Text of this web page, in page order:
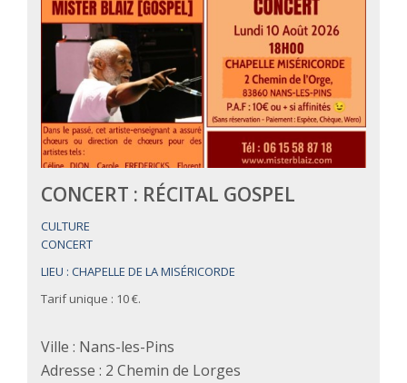
CONCERT : RÉCITAL GOSPEL
CULTURE
CONCERT
LIEU : CHAPELLE DE LA MISÉRICORDE
Tarif unique : 10 €.
Ville : Nans-les-Pins
Adresse : 2 Chemin de Lorges